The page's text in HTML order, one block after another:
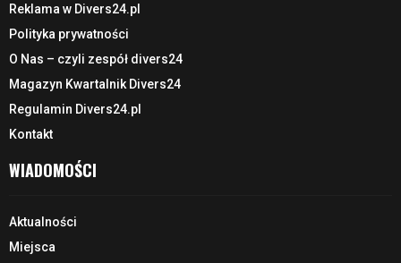
Reklama w Divers24.pl
Polityka prywatności
O Nas – czyli zespół divers24
Magazyn Kwartalnik Divers24
Regulamin Divers24.pl
Kontakt
WIADOMOŚCI
Aktualności
Miejsca